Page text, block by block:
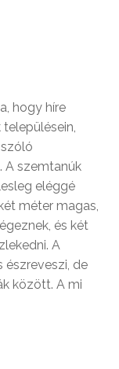
hogy híre
A szemtanúk
eléggé
méter magas,
és két
A
észreveszi, de
között. A mi